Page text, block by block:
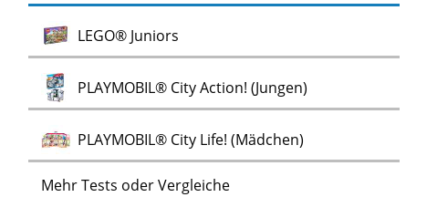
LEGO® Juniors
PLAYMOBIL® City Action! (Jungen)
PLAYMOBIL® City Life! (Mädchen)
Mehr Tests oder Vergleiche